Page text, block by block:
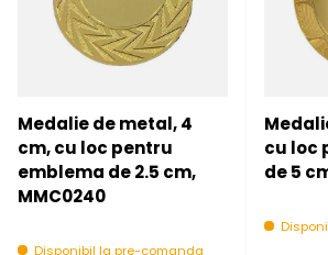
Medalie de metal, 4
cm, cu loc pentru
emblema de 2.5 cm,
MMC0240
Disponibil la pre-comanda
cu loc
de 5